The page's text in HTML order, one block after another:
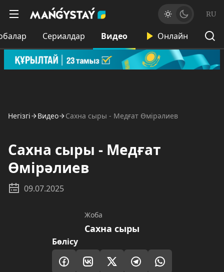
RU
Сериалдар Видео Онлайн
Негізгі Видео Сахна сыры - Медғат Өмірәлиев
Сахна сыры - Медғат
Өмірәлиев
09.07.2025
Жоба
Сахна сыры
Бөлісу